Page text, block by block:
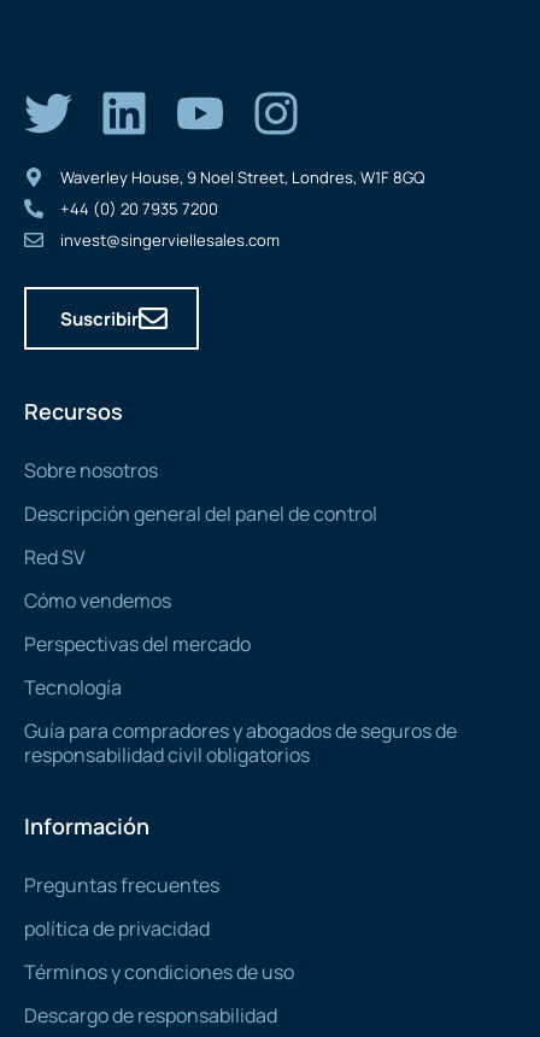
Recursos
Sobre nosotros
Descripción general del panel de control
Red SV
Cómo vendemos
Perspectivas del mercado
Tecnología
Guía para compradores y abogados de seguros de
responsabilidad civil obligatorios
Información
Preguntas frecuentes
política de privacidad
Términos y condiciones de uso
Descargo de responsabilidad
Waverley House, 9 Noel Street, Londres, W1F 8GQ
+44 (0) 20 7935 7200
invest@singerviellesales.com
Suscribir